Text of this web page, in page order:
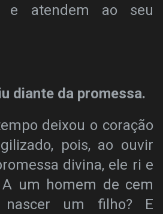
e atendem ao seu
diante da promessa.
deixou o coração
pois, ao ouvir
divina, ele ri e
A um homem de cem
um filho? E